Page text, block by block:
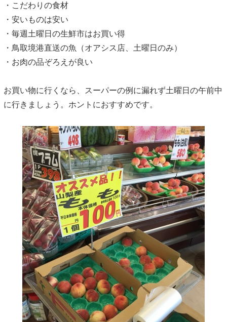
・こだわりの食材
・安いものは安い
・毎週土曜日の生鮮市はお買い得
・鳥取境港直送の魚（オアシス店、土曜日のみ）
・お肉の品ぞろえが良い
お買い物に行くなら、スーパーの例に漏れず土曜日の午前中
に行きましょう。ホントにおすすめです。